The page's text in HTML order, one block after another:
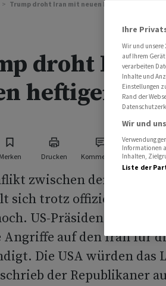
Trump droht Iran mit neuen heftigen Angriffen
droht Iran
heftigen
Merken Drucken Kommentare
zwischen den USA und
sich trotz offiziell
US-Präsident Donald
Angriffe auf den Iran für
Die USA würden das
der Republikaner
Ihre
Wir und unsere
auf Ihrem
verarbeiten
Inhalte und
Einstellungen
Rand der
Wir und
Verwendung
Informationen
Inhalten,
Liste der